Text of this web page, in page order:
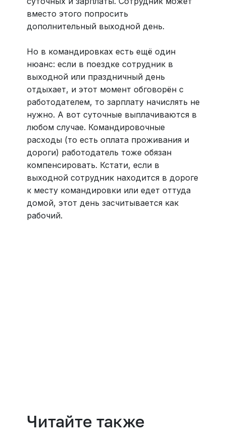
вместо этого попросить
дополнительный выходной день.
Но в командировках есть ещё один
нюанс: если в поездке сотрудник в
выходной или праздничный день
отдыхает, и этот момент обговорён с
работодателем, то зарплату начислять не
нужно. А вот суточные выплачиваются в
любом случае. Командировочные
расходы (то есть оплата проживания и
дороги) работодатель тоже обязан
компенсировать. Кстати, если в
выходной сотрудник находится в дороге
к месту командировки или едет оттуда
домой, этот день засчитывается как
рабочий.
Читайте также